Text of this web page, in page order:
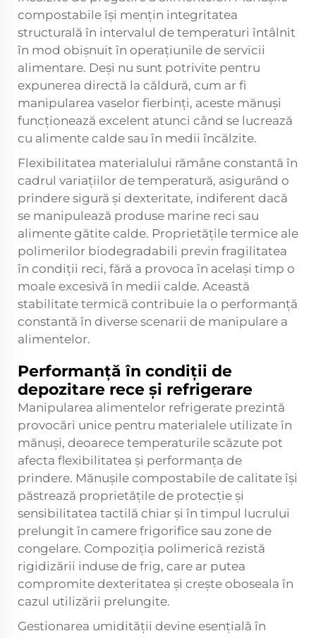
compostabile își mențin integritatea
structurală în intervalul de temperaturi întâlnit
în mod obișnuit în operațiunile de servicii
alimentare. Deși nu sunt potrivite pentru
expunerea directă la căldură, cum ar fi
manipularea vaselor fierbinți, aceste mănuși
funcționează excelent atunci când se lucrează
cu alimente calde sau în medii încălzite.
Flexibilitatea materialului rămâne constantă în
cadrul variațiilor de temperatură, asigurând o
prindere sigură și dexteritate, indiferent dacă
se manipulează produse marine reci sau
alimente gătite calde. Proprietățile termice ale
polimerilor biodegradabili previn fragilitatea
în condiții reci, fără a provoca în același timp o
moale excesivă în medii calde. Această
stabilitate termică contribuie la o performanță
constantă în diverse scenarii de manipulare a
alimentelor.
Performanță în condiții de
depozitare rece și refrigerare
Manipularea alimentelor refrigerate prezintă
provocări unice pentru materialele utilizate în
mănuși, deoarece temperaturile scăzute pot
afecta flexibilitatea și performanța de
prindere. Mănușile compostabile de calitate își
păstrează proprietățile de protecție și
sensibilitatea tactilă chiar și în timpul lucrului
prelungit în camere frigorifice sau zone de
congelare. Compoziția polimerică rezistă
rigidizării induse de frig, care ar putea
compromite dexteritatea și crește oboseala în
cazul utilizării prelungite.
Gestionarea umidității devine esențială în